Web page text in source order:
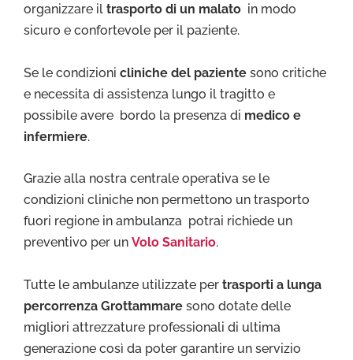
organizzare il trasporto di un malato in modo
sicuro e confortevole per il paziente.
Se le condizioni cliniche del paziente sono critiche
e necessita di assistenza lungo il tragitto e
possibile avere bordo la presenza di medico e
infermiere.
Grazie alla nostra centrale operativa se le
condizioni cliniche non permettono un trasporto
fuori regione in ambulanza potrai richiede un
preventivo per un Volo Sanitario.
Tutte le ambulanze utilizzate per trasporti a lunga
percorrenza Grottammare sono dotate delle
migliori attrezzature professionali di ultima
generazione così da poter garantire un servizio